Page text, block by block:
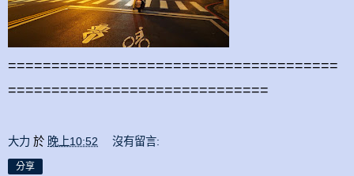
======================================
==============================
大力 於 晚上10:52 沒有留言:
分享